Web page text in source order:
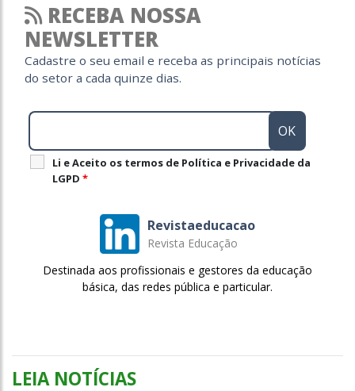
RECEBA NOSSA
NEWSLETTER
Cadastre o seu email e receba as principais notícias
do setor a cada quinze dias.
Li e Aceito os termos de Política e Privacidade da
LGPD *
Revistaeducacao
Revista Educação
Destinada aos profissionais e gestores da educação
básica, das redes pública e particular.
LEIA NOTÍCIAS